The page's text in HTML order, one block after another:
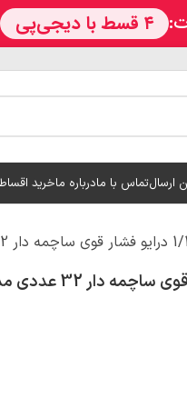
ارسالتماس با مادرباره ماخرید